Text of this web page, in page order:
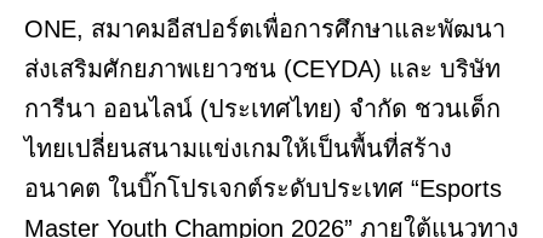
ONE, สมาคมอีสปอร์ตเพื่อการศึกษาและพัฒนา
ส่งเสริมศักยภาพเยาวชน (CEYDA) และ บริษัท
การีนา ออนไลน์ (ประเทศไทย) จำกัด ชวนเด็ก
ไทยเปลี่ยนสนามแข่งเกมให้เป็นพื้นที่สร้าง
อนาคต ในบิ๊กโปรเจกต์ระดับประเทศ “Esports
Master Youth Champion 2026” ภายใต้แนวทาง